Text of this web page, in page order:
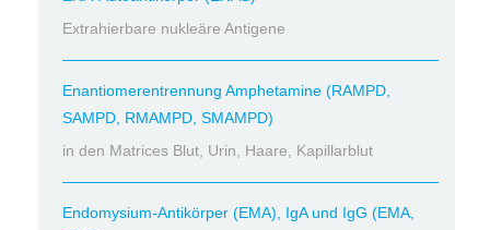
Extrahierbare nukleäre Antigene
Enantiomerentrennung Amphetamine (RAMPD,
SAMPD, RMAMPD, SMAMPD)
in den Matrices Blut, Urin, Haare, Kapillarblut
Endomysium-Antikörper (EMA), IgA und IgG (EMA,